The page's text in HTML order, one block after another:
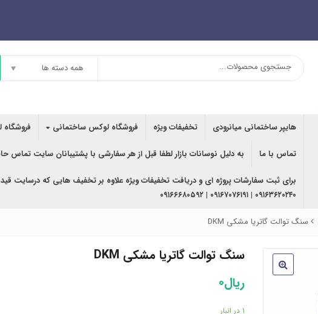
همه دسته ها
هایپر ساختمانی میانرودی تخفیفات ویژه فروشگاه لوکس ساختمانی فروشگاه
تماس با ما به دلیل نوسانات بازار لطفا قبل از هر سفارشی با پشتیبانان سایت تماس
برای ثبت سفارشات پروژه ای و دریافت تخفیفات ویژه علاوه بر تخفیف هایی که درسایت
۰۹۱۶۳۶۲۰۲۴۰ | ۰۹۱۶۷۰۷۶۱۹۱ | ۰۹۱۶۶۶۸۰۵۹۲
سنگ توالت گاتریا مشکی DKM
سنگ توالت گاتریا مشکی DKM
ریال0
1 در انبار